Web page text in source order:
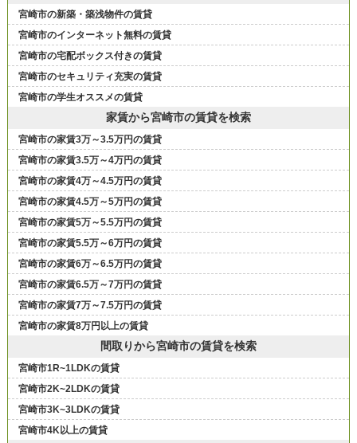
宮崎市の新築・築浅物件の賃貸
宮崎市のインターネット無料の賃貸
宮崎市の宅配ボックス付きの賃貸
宮崎市のセキュリティ充実の賃貸
宮崎市の学生オススメの賃貸
家賃から宮崎市の賃貸を検索
宮崎市の家賃3万～3.5万円の賃貸
宮崎市の家賃3.5万～4万円の賃貸
宮崎市の家賃4万～4.5万円の賃貸
宮崎市の家賃4.5万～5万円の賃貸
宮崎市の家賃5万～5.5万円の賃貸
宮崎市の家賃5.5万～6万円の賃貸
宮崎市の家賃6万～6.5万円の賃貸
宮崎市の家賃6.5万～7万円の賃貸
宮崎市の家賃7万～7.5万円の賃貸
宮崎市の家賃8万円以上の賃貸
間取りから宮崎市の賃貸を検索
宮崎市1R~1LDKの賃貸
宮崎市2K~2LDKの賃貸
宮崎市3K~3LDKの賃貸
宮崎市4K以上の賃貸